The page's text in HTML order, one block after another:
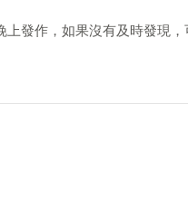
發作，如果沒有及時發現